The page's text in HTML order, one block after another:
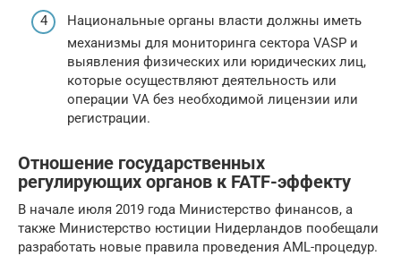
Национальные органы власти должны иметь
механизмы для мониторинга сектора VASP и
выявления физических или юридических лиц,
которые осуществляют деятельность или
операции VA без необходимой лицензии или
регистрации.
Отношение государственных
регулирующих органов к FATF-эффекту
В начале июля 2019 года Министерство финансов, а
также Министерство юстиции Нидерландов пообещали
разработать новые правила проведения AML-процедур.